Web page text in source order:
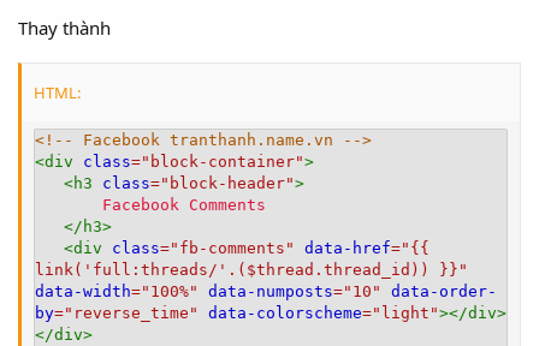
Thay thành
HTML:
<!-- Facebook tranthanh.name.vn -->
<div class=" block-container">
<h3 class=" block-header">
       Facebook Comments
</ h3>
<div class=" fb-comments " data-href=" {{
link('full:threads/'.($thread.thread_id)) }} "
data-width=" 100%" data-numposts=" 10 "
data-order-
by=" reverse_time " data-colorscheme=" light "></div>
</div>